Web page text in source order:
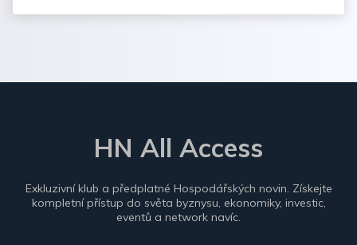
HN All Access
Exkluzivní klub a předplatné Hospodářských novin. Získejte
kompletní přístup do světa byznysu, ekonomiky, investic,
eventů a network navíc.